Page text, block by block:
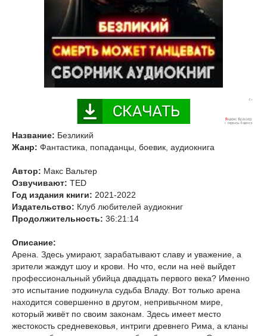
Название: Безликий
Жанр: Фантастика, попаданцы, боевик, аудиокнига
Автор: Макс Вальтер
Озвучивают: TED
Год издания книги: 2021-2022
Издательство: Клуб любителей аудиокниг
Продолжительность: 36:21:14
Описание:
Арена. Здесь умирают, зарабатывают славу и уважение, а
зрители жаждут шоу и крови. Но что, если на неё выйдет
профессиональный убийца двадцать первого века? Именно
это испытание подкинула судьба Владу. Вот только арена
находится совершенно в другом, непривычном мире,
который живёт по своим законам. Здесь имеет место
жестокость средневековья, интриги древнего Рима, а кланы